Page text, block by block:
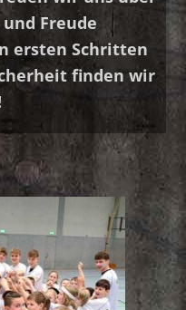
Freude
ersten Schritten
finden wir